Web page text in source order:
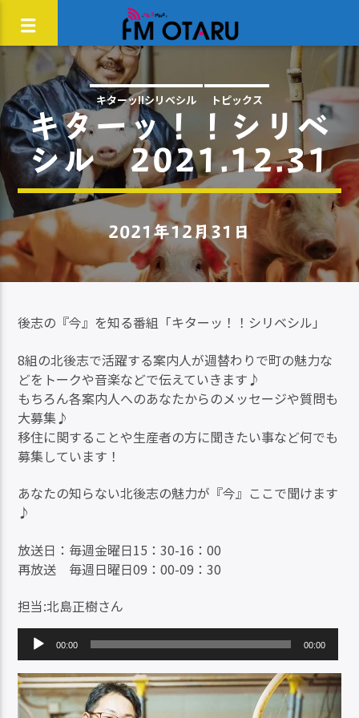
キターッ!!シリベシル トピックス
キターッ！！シリベ
シル 2021.12.31
2021年12月31日
後志の『今』を知る番組「キターッ！！シリベシル」
8組の北後志で活躍する案内人が週替わりで町の魅力な
どをトークや音楽などで伝えていきます♪
もちろん各案内人へのあなたからのメッセージや質問も
大募集♪
移住に関することや生産者の方に聞きたい事など何でも
募集しています！
あなたの知らない北後志の魅力が『今』ここで聞けます
♪
放送日：毎週金曜日15：30-16：00
再放送 毎週日曜日09：00-09：30
担当:北島正樹さん
声
プ
レ
ー
00:00 00:00